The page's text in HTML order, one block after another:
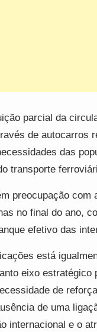
parcial da
de autocarros
das
transporte
preocupação com
no final do ano,
efetivo das
está
eixo estratégico
de
de uma
internacional e o